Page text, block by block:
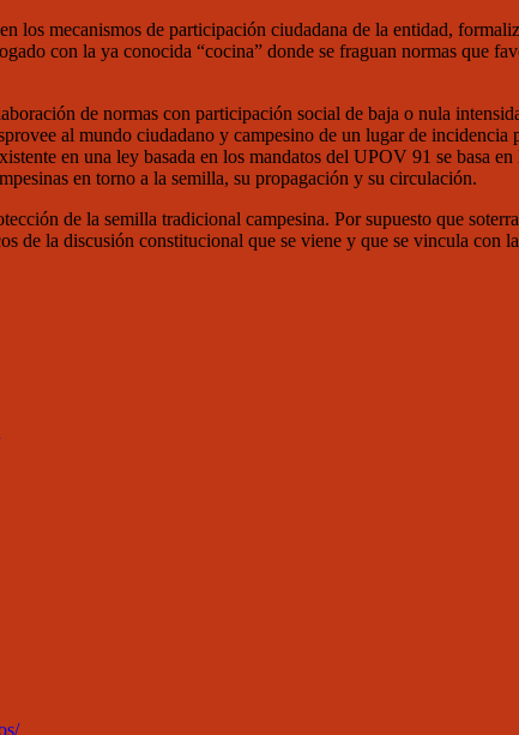
mecanismos de participación ciudadana de la entidad,
con la ya conocida “cocina” donde se fraguan normas que
de normas con participación social de baja o nula
al mundo ciudadano y campesino de un lugar de incidencia
en una ley basada en los mandatos del UPOV 91 se basa
en torno a la semilla, su propagación y su circulación.
de la semilla tradicional campesina. Por supuesto que
la discusión constitucional que se viene y que se vincula con